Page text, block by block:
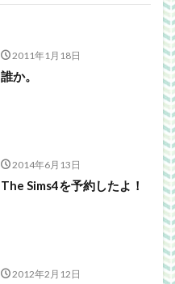
2011年1月18日
誰か。
2014年6月13日
The Sims4を予約したよ！
2012年2月12日